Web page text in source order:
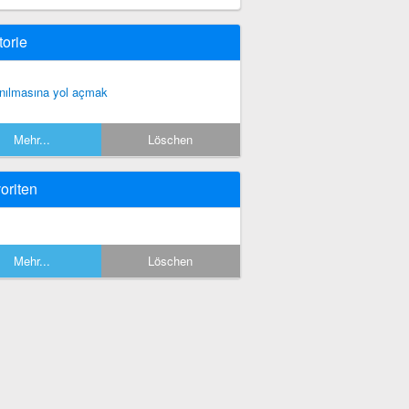
yol açmak
Mehr... Löschen
Mehr... Löschen